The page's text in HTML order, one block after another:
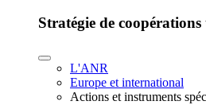
Stratégie de
L'ANR
Europe et international
Actions et instruments